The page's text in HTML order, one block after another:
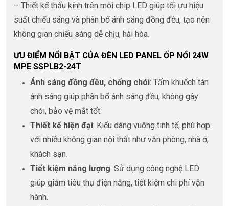
– Thiết kế thấu kính trên mỗi chip LED giúp tối ưu hiệu
suất chiếu sáng và phân bổ ánh sáng đồng đều, tạo nên
không gian chiếu sáng dễ chịu, hài hòa.
ƯU ĐIỂM NỔI BẬT CỦA ĐÈN LED PANEL ỐP NỔI 24W
MPE SSPLB2-24T
Ánh sáng đồng đều, chống chói: Tấm khuếch tán
ánh sáng giúp phân bổ ánh sáng đều, không gây
chói, bảo vệ mắt tốt.
Thiết kế hiện đại: Kiểu dáng vuông tinh tế, phù hợp
với nhiều không gian nội thất như văn phòng, nhà ở,
khách sạn.
Tiết kiệm năng lượng: Sử dụng công nghệ LED
giúp giảm tiêu thụ điện năng, tiết kiệm chi phí vận
hành.